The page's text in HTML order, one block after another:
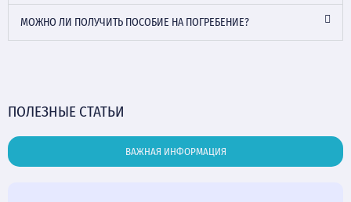
МОЖНО ЛИ ПОЛУЧИТЬ ПОСОБИЕ НА ПОГРЕБЕНИЕ?
ПОЛЕЗНЫЕ СТАТЬИ
ВАЖНАЯ ИНФОРМАЦИЯ